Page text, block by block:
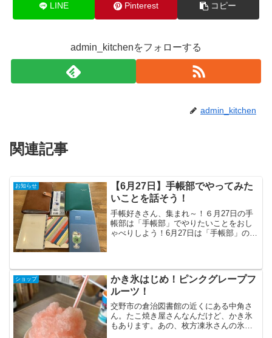
LINE Pinterest コピー
admin_kitchenをフォローする
admin_kitchen
関連記事
お知らせ
【6月27日】手帳部でやってみた
いことを話そう！
手帳好きさん、集まれ～！６月27日の手
帳部は「手帳部」でやりたいことをおし
ゃべりしよう！6月27日は「手帳部」の日
たり。私自身は、手...
ショップ
かき氷はじめ！ピンクグレープフ
ルーツ！
交野市の倉治図書館の近くにある中角さ
ん。たこ焼き屋さんなんだけど、かき氷
もあります。あの、枚方凍氷さんの氷を